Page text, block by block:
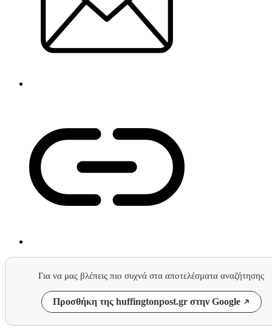
Για να μας βλέπεις πιο συχνά στα αποτελέσματα αναζήτησης
Προσθήκη της huffingtonpost.gr στην Google